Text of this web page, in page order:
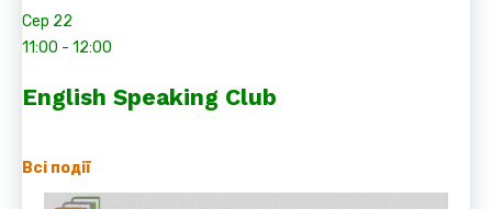
Сер 22
11:00 - 12:00
English Speaking Club
Всі події